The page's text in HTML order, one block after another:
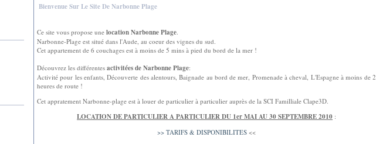
Bienvenue Sur Le Site De Narbonne Plage
Ce site vous propose une location Narbonne Plage.
Narbonne-Plage est situé dans l'Aude, au coeur des vignes du sud.
Cet appartement de 6 couchages est à moins de 5 mins à pied du bord de la mer !
Découvrez les différentes activitées de Narbonne Plage:
Activité pour les enfants, Découverte des alentours, Baignade au bord de mer, Promenade à cheval, L'Espagne à moins de 2
heures de route !
Cet appratement Narbonne-plage est à louer de particulier à particulier auprès de la SCI Familliale Clape3D.
LOCATION DE PARTICULIER A PARTICULIER DU 1er MAI AU 30 SEPTEMBRE 2010 :
>> TARIFS & DISPONIBILITES <<